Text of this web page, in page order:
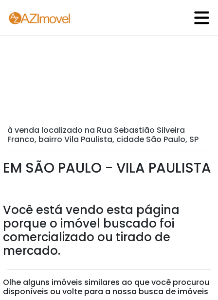
à venda localizado na Rua Sebastião Silveira
Franco, bairro Vila Paulista, cidade São Paulo, SP
EM SÃO PAULO - VILA PAULISTA
Você está vendo esta página
porque o imóvel buscado foi
comercializado ou tirado de
mercado.
Olhe alguns imóveis similares ao que você procurou
disponíveis ou volte para a nossa busca de imóveis